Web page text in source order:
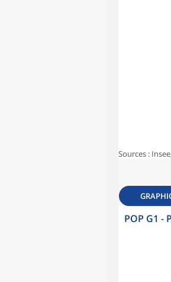
Sources :
POP G1 -